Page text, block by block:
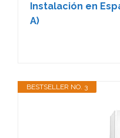
Instalación en
A)
BESTSELLER NO. 3